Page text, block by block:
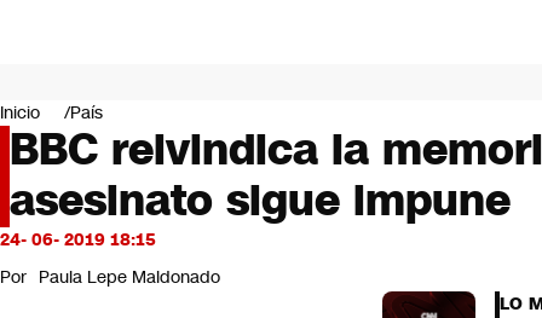
Mundo
Negocios
Deportes
Programas completos
Cultura
Servicios
Bits
CNN Data
Inicio País
BBC reivindica la
asesinato sigue impune
24- 06- 2019 18:15
Por Paula Lepe Maldonado
LO